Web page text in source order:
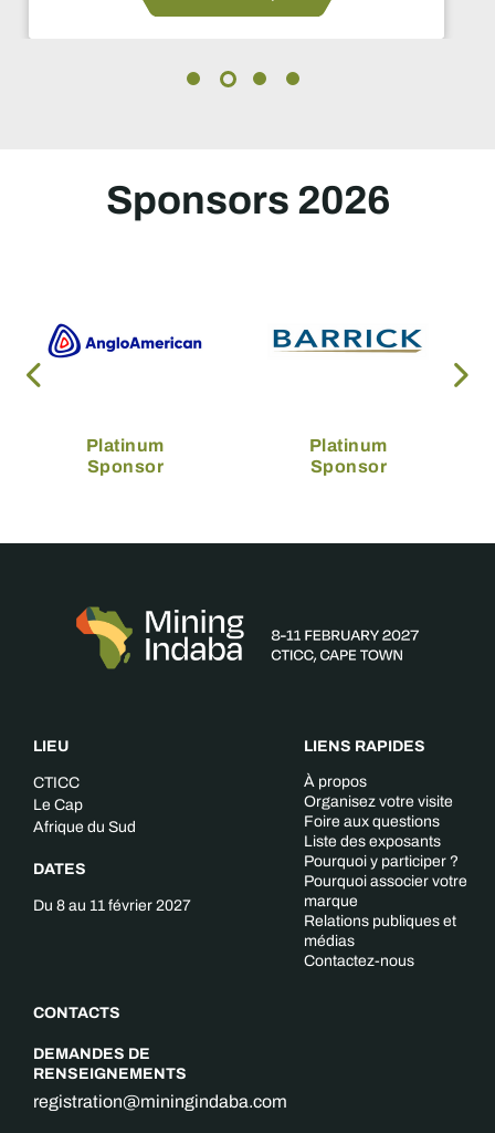
Sponsors 2026
Platinum
Sponsor
Platinum
Sponsor
LIEU
CTICC
Le Cap
Afrique du Sud
DATES
Du 8 au 11 février 2027
CONTACTS
DEMANDES DE
RENSEIGNEMENTS
registration@miningindaba.com
LIENS RAPIDES
À propos
Organisez votre visite
Foire aux questions
Liste des exposants
Pourquoi y participer ?
Pourquoi associer votre
marque
Relations publiques et
médias
Contactez-nous